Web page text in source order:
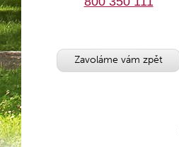
Zavoláme vám zpět